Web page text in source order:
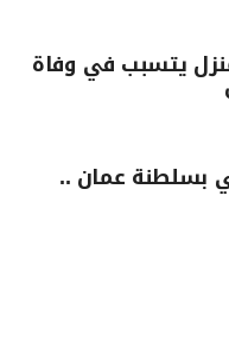
يتسبب في وفاة
بسلطنة عمان ..